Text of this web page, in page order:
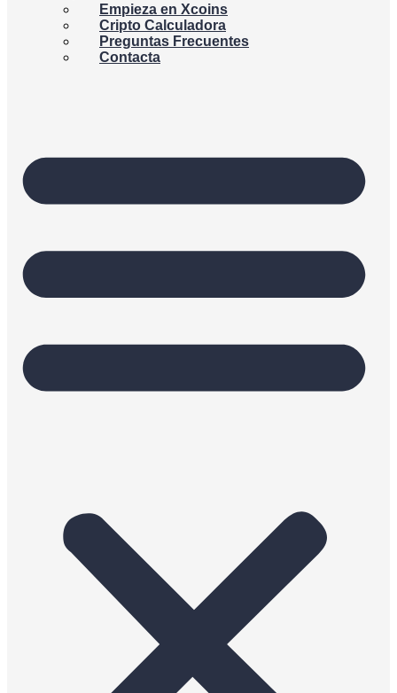
Empieza en Xcoins
Cripto Calculadora
Preguntas Frecuentes
Contacta